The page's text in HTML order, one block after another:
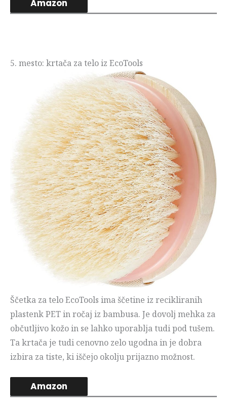
Amazon
5. mesto: krtača za telo iz EcoTools
Ščetka za telo EcoTools ima ščetine iz recikliranih
plastenk PET in ročaj iz bambusa. Je dovolj mehka za
občutljivo kožo in se lahko uporablja tudi pod tušem.
Ta krtača je tudi cenovno zelo ugodna in je dobra
izbira za tiste, ki iščejo okolju prijazno možnost.
Amazon